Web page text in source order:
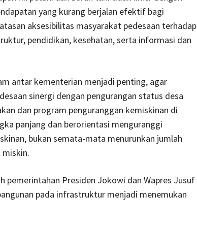
yang kurang berjalan efektif bagi
aksesibilitas masyarakat pedesaan terhadap
pendidikan, kesehatan, serta informasi dan
antar kementerian menjadi penting, agar
sinergi dengan pengurangan status desa
dan program penguranggan kemiskinan di
panjang dan berorientasi menguranggi
bukan semata-mata menurunkan jumlah
miskin.
pemerintahan Presiden Jokowi dan Wapres Jusuf
pada infrastruktur menjadi menemukan